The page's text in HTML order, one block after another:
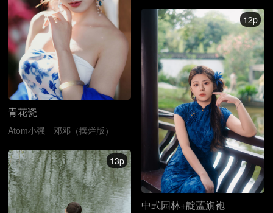
青花瓷
Atom小强 邓邓（摆烂版）
12p
中式园林+靛蓝旗袍
13p